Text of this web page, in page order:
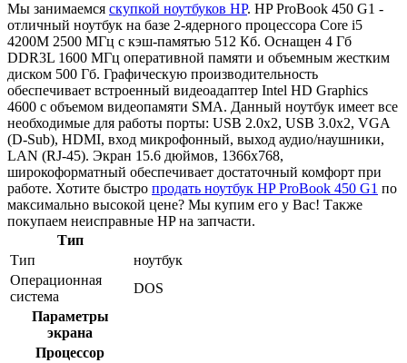
Мы занимаемся скупкой ноутбуков HP. HP ProBook 450 G1 -
отличный ноутбук на базе 2-ядерного процессора Core i5
4200M 2500 МГц с кэш-памятью 512 Кб. Оснащен 4 Гб
DDR3L 1600 МГц оперативной памяти и объемным жестким
диском 500 Гб. Графическую производительность
обеспечивает встроенный видеоадаптер Intel HD Graphics
4600 с объемом видеопамяти SMA. Данный ноутбук имеет все
необходимые для работы порты: USB 2.0x2, USB 3.0x2, VGA
(D-Sub), HDMI, вход микрофонный, выход аудио/наушники,
LAN (RJ-45). Экран 15.6 дюймов, 1366x768,
широкоформатный обеспечивает достаточный комфорт при
работе. Хотите быстро продать ноутбук HP ProBook 450 G1 по
максимально высокой цене? Мы купим его у Вас! Также
покупаем неисправные HP на запчасти.
Тип
Тип
ноутбук
Операционная
система
DOS
Параметры
экрана
Процессор